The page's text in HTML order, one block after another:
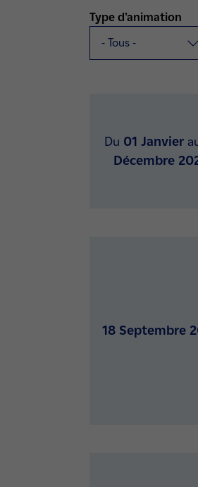
Type d'animation
Du 01 Janvier
Décembre
18 Septembre